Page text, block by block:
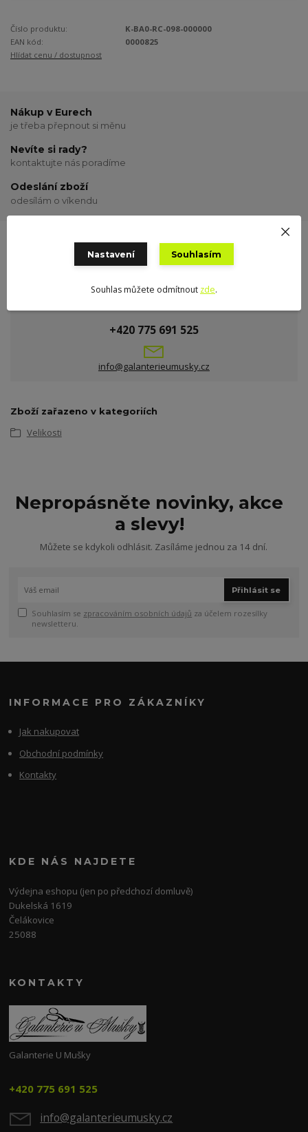
Číslo produktu:
K-BA0-RC-098-000000
EAN kód:
0000825
Hlídat cenu / dostupnost
Nákup v Eurech
je třeba přepnout si měnu
Nevíte si rady?
kontaktujte nás poradíme
Odeslání zboží
odesílám o víkendu
+420 775 691 525
info@galanterieumusky.cz
Zboží zařazeno v kategoriích
Velikosti
Nepropásněte novinky, akce
a slevy!
Můžete se kdykoli odhlásit. Zasíláme jednou za 14 dní.
Přihlásit se
Souhlasím se zpracováním osobních údajů za účelem rozesílky
newsletteru.
INFORMACE PRO ZÁKAZNÍKY
Jak nakupovat
Obchodní podmínky
Kontakty
KDE NÁS NAJDETE
Výdejna eshopu (jen po předchozí domluvě)
Dukelská 1619
Čelákovice
25088
KONTAKTY
Galanterie U Mušky
+420 775 691 525
info@galanterieumusky.cz
Nastavení Souhlasím
Souhlas můžete odmítnout zde.